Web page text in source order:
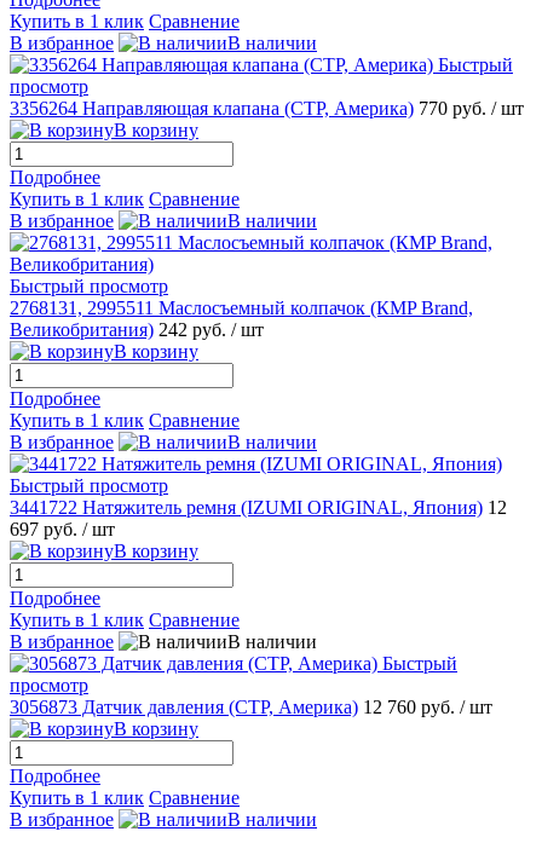
Купить в 1 клик Сравнение
В избранное
В наличии
Быстрый
просмотр
3356264 Направляющая клапана (CTP, Америка) 770 руб. / шт
В корзину
Подробнее
Купить в 1 клик Сравнение
В избранное
В наличии
Быстрый просмотр
2768131, 2995511 Маслосъемный колпачок (КMP Brand,
Великобритания) 242 руб. / шт
В корзину
Подробнее
Купить в 1 клик Сравнение
В избранное
В наличии
Быстрый просмотр
3441722 Натяжитель ремня (IZUMI ORIGINAL, Япония) 12
697 руб. / шт
В корзину
Подробнее
Купить в 1 клик Сравнение
В избранное
В наличии
Быстрый
просмотр
3056873 Датчик давления (CTP, Америка) 12 760 руб. / шт
В корзину
Подробнее
Купить в 1 клик Сравнение
В избранное
В наличии